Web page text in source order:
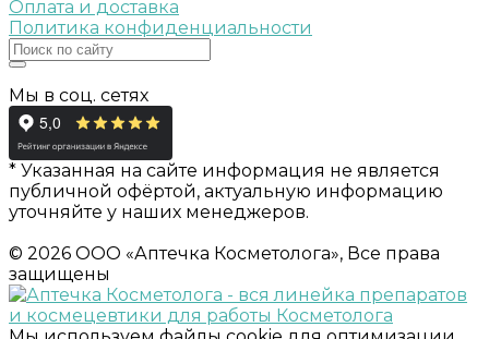
Оплата и доставка
Политика конфиденциальности
Мы в соц. сетях
* Указанная на сайте информация не является
публичной офёртой, актуальную информацию
уточняйте у наших менеджеров.
© 2026 ООО «Аптечка Косметолога», Все права
защищены